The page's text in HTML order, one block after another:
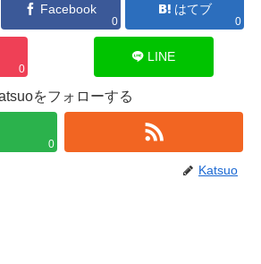
Facebook
0
はてブ
0
0
LINE
をフォローする
0
Katsuo